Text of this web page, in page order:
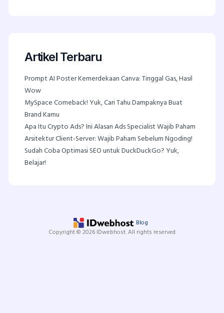
Artikel Terbaru
Prompt AI Poster Kemerdekaan Canva: Tinggal Gas, Hasil
Wow
MySpace Comeback! Yuk, Cari Tahu Dampaknya Buat
Brand Kamu
Apa Itu Crypto Ads? Ini Alasan Ads Specialist Wajib Paham
Arsitektur Client-Server: Wajib Paham Sebelum Ngoding!
Sudah Coba Optimasi SEO untuk DuckDuckGo? Yuk,
Belajar!
Blog
Copyright © 2026 IDwebhost. All rights reserved